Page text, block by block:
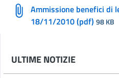
Ammissione benefici di
18/11/2010 (pdf) 98 KB
ULTIME NOTIZIE